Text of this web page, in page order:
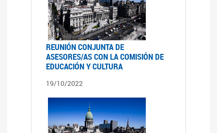
REUNIÓN CONJUNTA DE
ASESORES/AS CON LA COMISIÓN DE
EDUCACIÓN Y CULTURA
19/10/2022